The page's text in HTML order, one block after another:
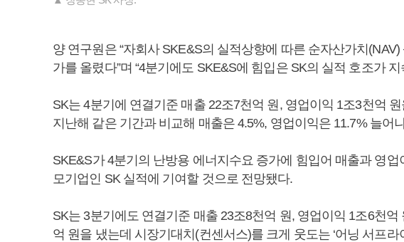
양 연구원은 “자회사 SKE&S의 실적상향에 따른 순자산가치
가를 올렸다”며 “4분기에도 SKE&S에 힘입은 SK의 실적 호조가
SK는 4분기에 연결기준 매출 22조7천억 원, 영업이익 1조3천억
지난해 같은 기간과 비교해 매출은 4.5%, 영업이익은 11.7% 늘어
SKE&S가 4분기의 난방용 에너지수요 증가에 힘입어 매출과 영
모기업인 SK 실적에 기여할 것으로 전망됐다.
SK는 3분기에도 연결기준 매출 23조8천억 원, 영업이익 1조6천억
억 원을 냈는데 시장기대치(컨센서스)를 크게 웃도는 ‘어닝 서프라